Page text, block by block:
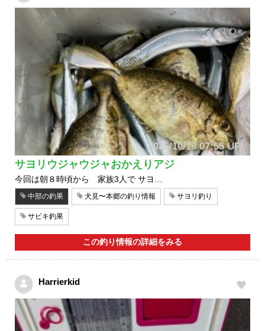
2025/10/18 07:55 UP!
サヨリウジャウジャおかえりアジ
今回は朝８時頃から 家族3人で サヨ…
中部の釣果 犬見〜本郷の釣り情報 サヨリ釣り
サビキ釣果
この釣り情報の詳細をみる
Harrierkid